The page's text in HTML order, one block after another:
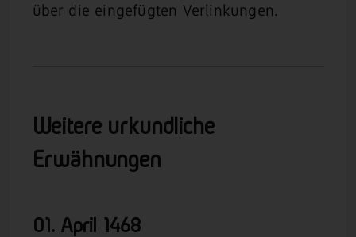
über die eingefügten Verlinkungen.
Weitere urkundliche
Erwähnungen
01. April 1468